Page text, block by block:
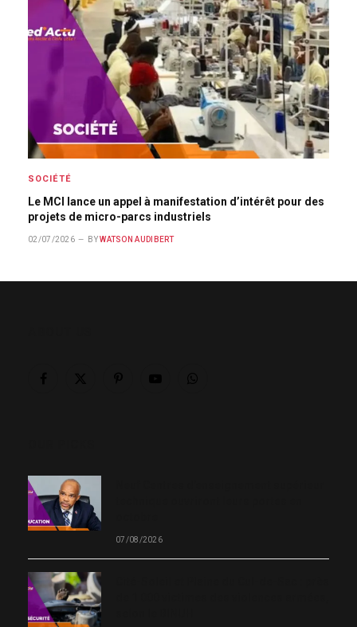
SOCIÉTÉ
Le MCI lance un appel à manifestation d’intérêt pour des
projets de micro-parcs industriels
02/07/2026 BY WATSON AUDIBERT
07/08/2026